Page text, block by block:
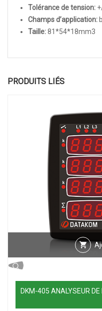
Tolérance de tension:
Champs d’application:
Taille:81*54*18mm3
PRODUITS LIÉS
DKM-405 ANALYSEUR